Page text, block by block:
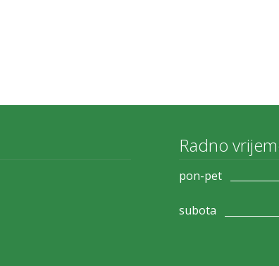
Radno
pon-pet
subota